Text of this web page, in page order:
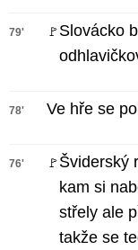
79' 🚩Slovácko
78' Ve hře se
76' 🚩Šviderský
kam si
střely ale
takže se